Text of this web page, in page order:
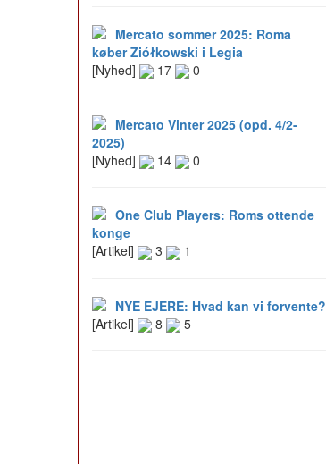
Mercato sommer 2025: Roma
køber Ziółkowski i Legia
[Nyhed]
17 0
Mercato Vinter 2025 (opd. 4/2-
2025)
[Nyhed]
14 0
One Club Players: Roms ottende
konge
[Artikel]
3 1
NYE EJERE: Hvad kan vi forvente?
[Artikel]
8 5